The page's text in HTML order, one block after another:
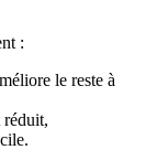
:
le reste à